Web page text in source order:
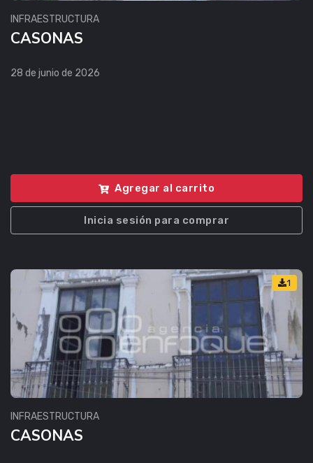
INFRAESTRUCTURA
CASONAS
28 de junio de 2026
Agregar al carrito
Inicia sesión para comprar
1
INFRAESTRUCTURA
CASONAS